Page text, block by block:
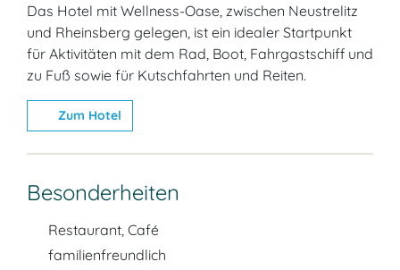
Das Hotel mit Wellness-Oase, zwischen Neustrelitz
und Rheinsberg gelegen, ist ein idealer Startpunkt
für Aktivitäten mit dem Rad, Boot, Fahrgastschiff und
zu Fuß sowie für Kutschfahrten und Reiten.
Zum Hotel
Besonderheiten
Restaurant, Café
familienfreundlich